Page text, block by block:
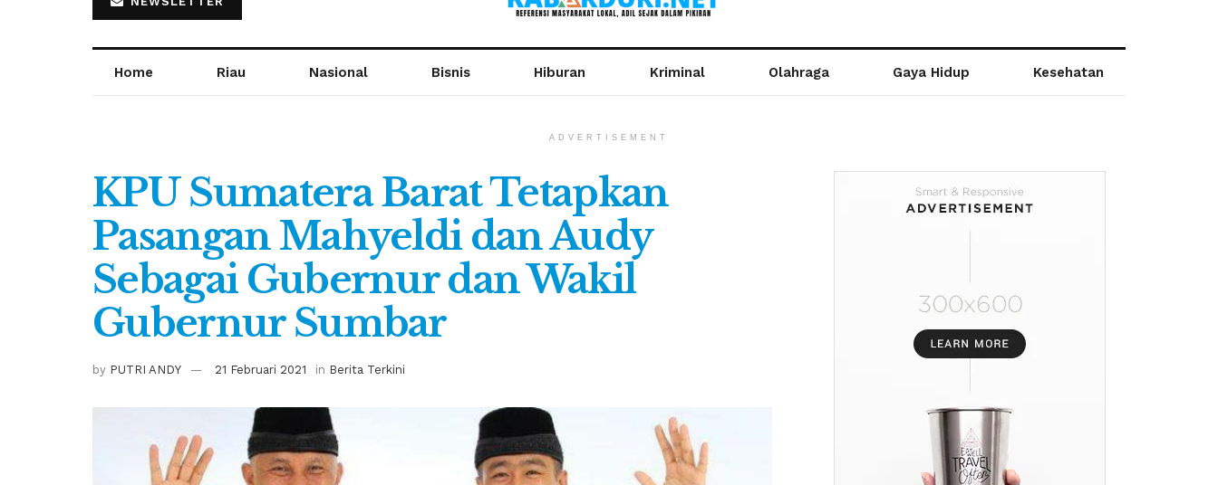
Home Riau Nasional Bisnis Hiburan Kriminal Olahraga Gaya Hidup Kesehatan
ADVERTISEMENT
KPU Sumatera Barat Tetapkan
Pasangan Mahyeldi dan Audy
Sebagai Gubernur dan Wakil
Gubernur Sumbar
by PUTRI ANDY 21 Februari 2021 in Berita Terkini